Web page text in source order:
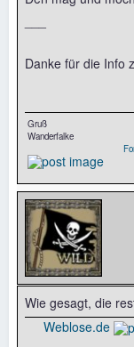
Danke für die Info
Gruß
Wanderfalke
Wie gesagt, die
Weblose.de